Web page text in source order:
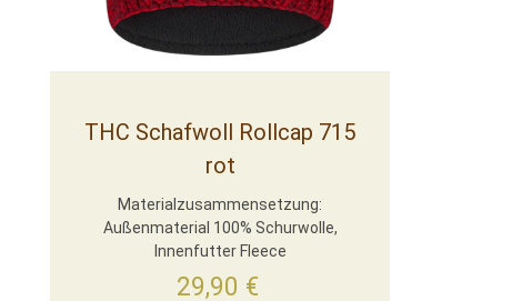
THC Schafwoll Rollcap 715
rot
Materialzusammensetzung:
Außenmaterial 100% Schurwolle,
Innenfutter Fleece
29,90 €